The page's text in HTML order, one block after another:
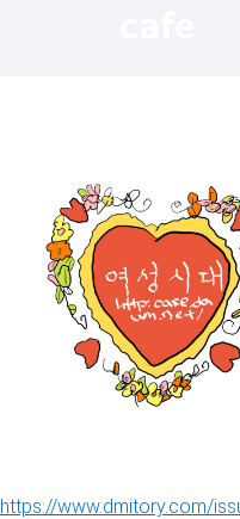
https://www.dmitory.com/